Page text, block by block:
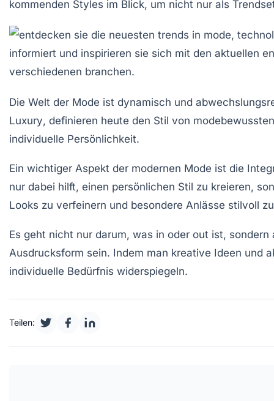
kommenden Styles im Blick, um nicht nur als
Die Welt der Mode ist dynamisch und
Luxury, definieren heute den Stil von
individuelle Persönlichkeit.
Ein wichtiger Aspekt der modernen Mode ist die
nur dabei hilft, einen persönlichen Stil zu kreieren,
Looks zu verfeinern und besondere Anlässe stilvoll
Es geht nicht nur darum, was in oder out ist,
Ausdrucksform sein. Indem man kreative Ideen und
individuelle Bedürfnis widerspiegeln.
Teilen: